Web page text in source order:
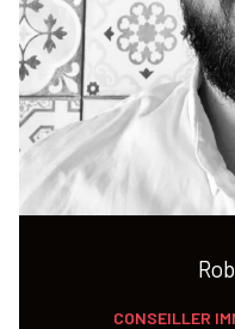
CONSEILLER